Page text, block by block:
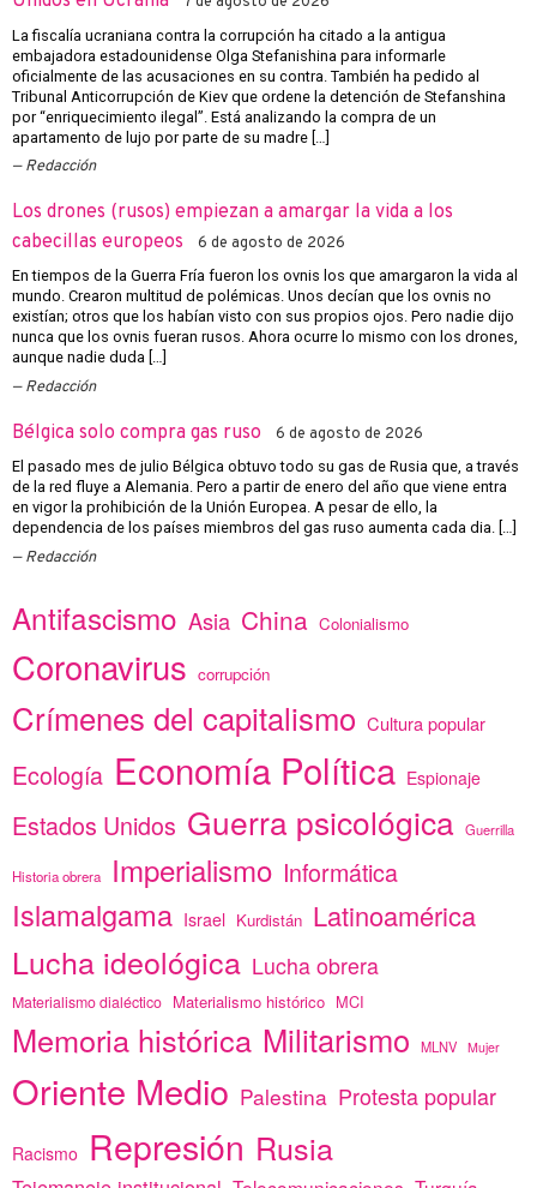
La fiscalía ucraniana contra la corrupción ha citado a la antigua
embajadora estadounidense Olga Stefanishina para informarle
oficialmente de las acusaciones en su contra. También ha pedido al
Tribunal Anticorrupción de Kiev que ordene la detención de Stefanshina
por “enriquecimiento ilegal”. Está analizando la compra de un
apartamento de lujo por parte de su madre […]
Redacción
Los drones (rusos) empiezan a amargar la vida a los
cabecillas europeos
6 de agosto de 2026
En tiempos de la Guerra Fría fueron los ovnis los que amargaron la vida al
mundo. Crearon multitud de polémicas. Unos decían que los ovnis no
existían; otros que los habían visto con sus propios ojos. Pero nadie dijo
nunca que los ovnis fueran rusos. Ahora ocurre lo mismo con los drones,
aunque nadie duda […]
Redacción
Bélgica solo compra gas ruso 6 de agosto de 2026
El pasado mes de julio Bélgica obtuvo todo su gas de Rusia que, a través
de la red fluye a Alemania. Pero a partir de enero del año que viene entra
en vigor la prohibición de la Unión Europea. A pesar de ello, la
dependencia de los países miembros del gas ruso aumenta cada dia. […]
Redacción
Antifascismo Asia China Colonialismo
Coronavirus corrupción
Crímenes del capitalismo Cultura popular
Ecología Economía Política Espionaje
Estados Unidos Guerra psicológica Guerrilla
Historia obrera Imperialismo Informática
Islamalgama Israel Kurdistán Latinoamérica
Lucha ideológica Lucha obrera
Materialismo dialéctico Materialismo histórico MCI
Memoria histórica Militarismo MLNV Mujer
Oriente Medio Palestina Protesta popular
Racismo Represión Rusia